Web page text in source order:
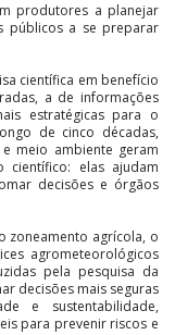
produtores a planejar
públicos a se preparar
científica em benefício
a de informações
estratégicas para o
de cinco décadas,
meio ambiente geram
elas ajudam
decisões e órgãos
zoneamento agrícola, o
agrometeorológicos
pela pesquisa da
decisões mais seguras
e sustentabilidade,
para prevenir riscos e